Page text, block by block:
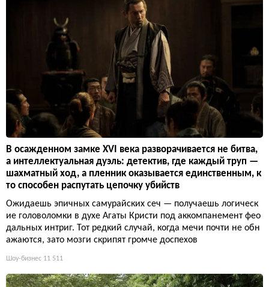
В осажденном замке XVI века разворачивается не битва,
а интеллектуальная дуэль: детектив, где каждый труп —
шахматный ход, а пленник оказывается единственным, к
то способен распутать цепочку убийств
Ожидаешь эпичных самурайских сеч — получаешь логическ
ие головоломки в духе Агаты Кристи под аккомпанемент фео
дальных интриг. Тот редкий случай, когда мечи почти не обн
ажаются, зато мозги скрипят громче доспехов
Шоу-бизнес 11 511